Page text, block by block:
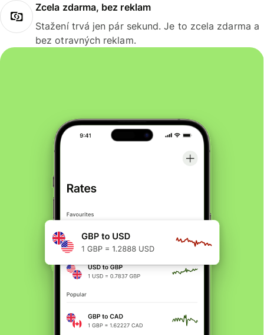
Zcela zdarma, bez reklam
Stažení trvá jen pár sekund. Je to zcela zdarma a
bez otravných reklam.